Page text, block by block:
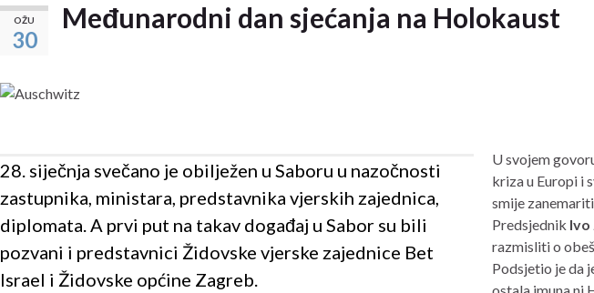
OŽU
30
Međunarodni dan sjećanja na Holokaust
28. siječnja svečano je obilježen u Saboru u nazočnosti
zastupnika, ministara, predstavnika vjerskih zajednica,
diplomata. A prvi put na takav događaj u Sabor su bili
pozvani i predstavnici Židovske vjerske zajednice Bet
Israel i Židovske općine Zagreb.
U svojem
kriza u Europi i
smije
Predsjednik Ivo
razmisliti o
Podsjetio je da